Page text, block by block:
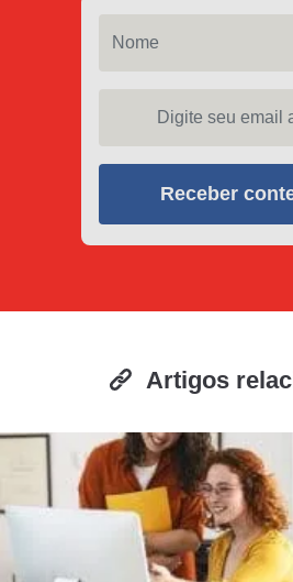
Receber
Artigos